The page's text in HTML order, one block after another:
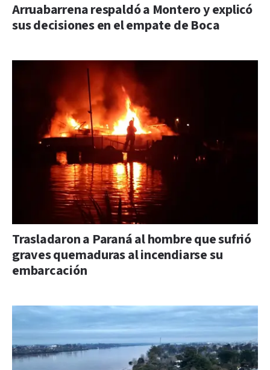
Arruabarrena respaldó a Montero y explicó
sus decisiones en el empate de Boca
Trasladaron a Paraná al hombre que sufrió
graves quemaduras al incendiarse su
embarcación